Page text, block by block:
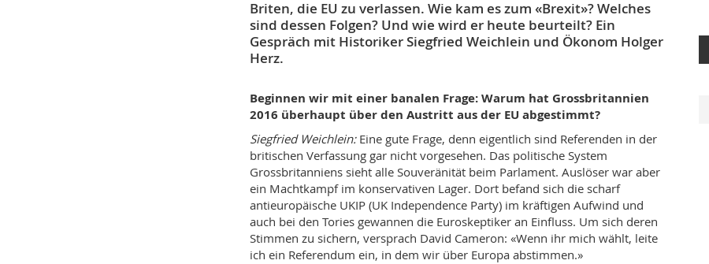
Briten, die EU zu verlassen. Wie kam es zum «Brexit»? Welches
sind dessen Folgen? Und wie wird er heute beurteilt? Ein
Gespräch mit Historiker Siegfried Weichlein und Ökonom Holger
Herz.
Beginnen wir mit einer banalen Frage: Warum hat Grossbritannien
2016 überhaupt über den Austritt aus der EU abgestimmt?
Siegfried Weichlein: Eine gute Frage, denn eigentlich sind Referenden in der
britischen Verfassung gar nicht vorgesehen. Das politische System
Grossbritanniens sieht alle Souveränität beim Parlament. Auslöser war aber
ein Machtkampf im konservativen Lager. Dort befand sich die scharf
antieuropäische UKIP (UK Independence Party) im kräftigen Aufwind und
auch bei den Tories gewannen die Euroskeptiker an Einfluss. Um sich deren
Stimmen zu sichern, versprach David Cameron: «Wenn ihr mich wählt, leite
ich ein Referendum ein, in dem wir über Europa abstimmen.»